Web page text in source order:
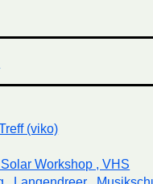
(viko)
Workshop , VHS